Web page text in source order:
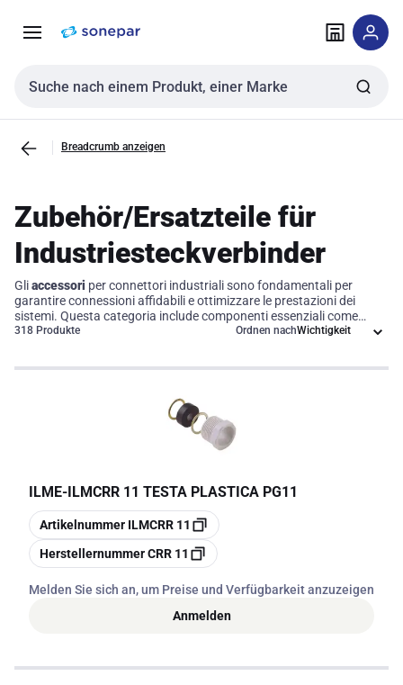
NavigationInhalt
Sucheingabe
Breadcrumb anzeigen
Zubehör/Ersatzteile für
Industriesteckverbinder
Gliaccessori per connettori industriali sono fondamentali per
garantire connessioni affidabili e ottimizzare le prestazioni dei
sistemi. Questa categoria include componenti essenziali come
guarnizioni, alloggiamenti e supporti di montaggio, progettati per
318 Produkte Ordnen nach
ILME-ILMCRR 11 TESTA PLASTICA PG11
Kopieren
Artikelnummer ILMCRR 11
Kopieren
HerstellernummerCRR 11
Melden Sie sich an, um Preise und Verfügbarkeit anzuzeigen
Anmelden